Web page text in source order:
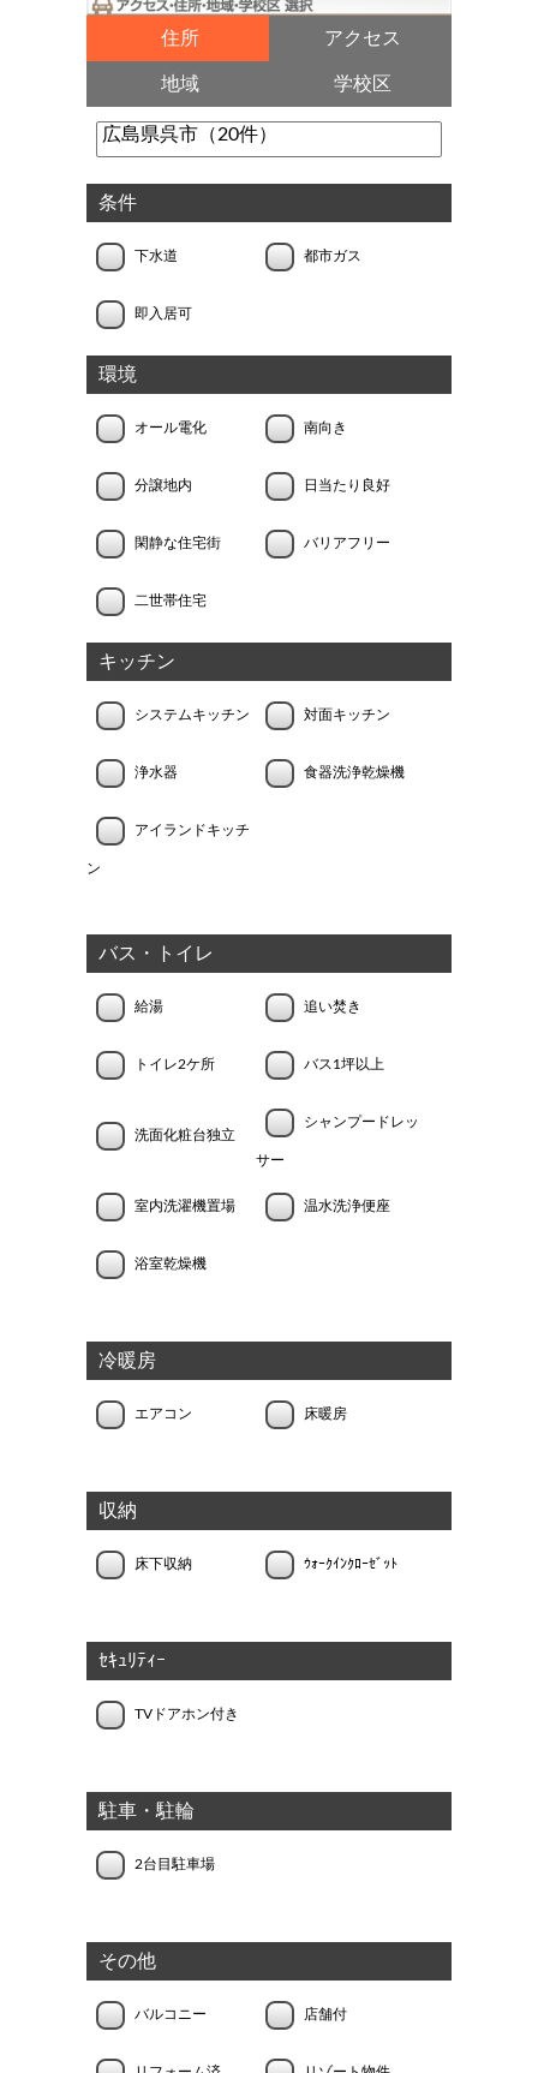
住所 アクセス
地域 学校区
条件
下水道 都市ガス
即入居可
環境
オール電化 南向き
分譲地内 日当たり良好
閑静な住宅街 バリアフリー
二世帯住宅
キッチン
システムキッチン 対面キッチン
浄水器 食器洗浄乾燥機
アイランドキッチ
ン
バス・トイレ
給湯 追い焚き
トイレ2ケ所 バス1坪以上
洗面化粧台独立
シャンプードレッ
サー
室内洗濯機置場 温水洗浄便座
浴室乾燥機
冷暖房
エアコン 床暖房
収納
床下収納 ｳｫｰｸｲﾝｸﾛｰｾﾞｯﾄ
ｾｷｭﾘﾃｨｰ
TVドアホン付き
駐車・駐輪
2台目駐車場
その他
バルコニー 店舗付